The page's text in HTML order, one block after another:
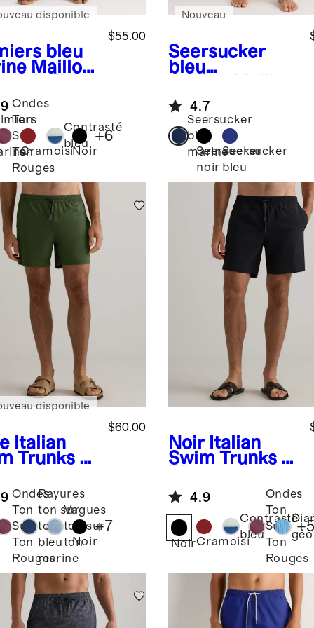
bleu
Maillot
$55.00
disponible
Ondes
Ton
Sur
Ton
Rouges
Cramoisi
Contrasté
bleu
Noir
+6
Seersucker
bleu
de bain en
seersucker
pour hommes
Nouveau
4.7
Seersucker
bleu
marine
Seersucker
noir
Seersucker
bleu
Italian
Trunks -
$60.00
disponible
Ondes
Ton
Sur
Ton
Rouges
Rayures
ton sur
ton
bleu
marine
Vagues
ton sur
ton
Noir
+7
Noir Italian
Swim Trunks -
4.9
NoirCramoisi
Contrasté
bleu
Ondes
Ton
Sur
Ton
Rouges
géo
+